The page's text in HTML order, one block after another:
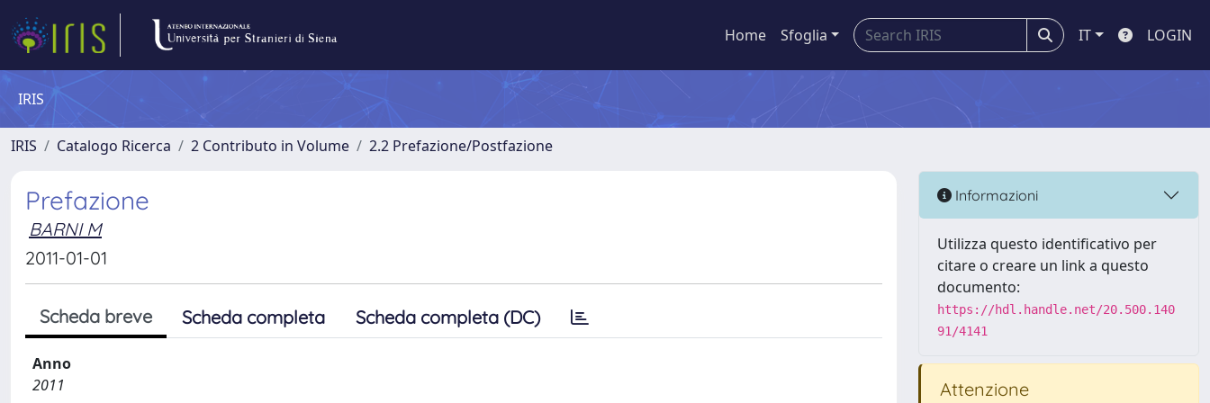
Home Sfoglia IT LOGIN
IRIS
IRIS Catalogo Ricerca 2 Contributo in Volume 2.2 Prefazione/Postfazione
Prefazione
BARNI M
2011-01-01
Scheda breve Scheda completa Scheda completa (DC)
Anno
2011
Informazioni
Utilizza questo identificativo per
citare o creare un link a questo
documento:
https://hdl.handle.net/20.500.140
91/4141
Attenzione